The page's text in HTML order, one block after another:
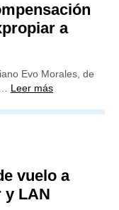
a
Evo Morales, de
Leer más
vuelo a
y LAN